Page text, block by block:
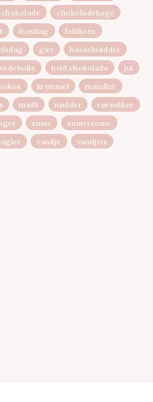
chokolade
chokoladekage
frosting
fuldkorn
gær
hasselnødder
hvid chokolade
jul
krymmel
mandler
mælk nødder
rørsukker
smør
smørcreme
vanilje vaniljeis